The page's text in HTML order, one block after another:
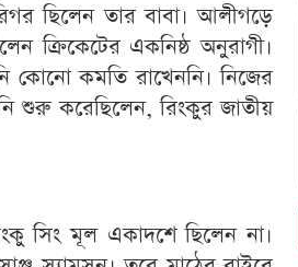
ছিলেন তার বাবা। আলীগড়ে
ক্রিকেটের একনিষ্ঠ অনুরাগী।
কোনো কমতি রাখেননি। নিজের
শুরু করেছিলেন, রিংকুর জাতীয়
সিং মূল একাদশে ছিলেন না।